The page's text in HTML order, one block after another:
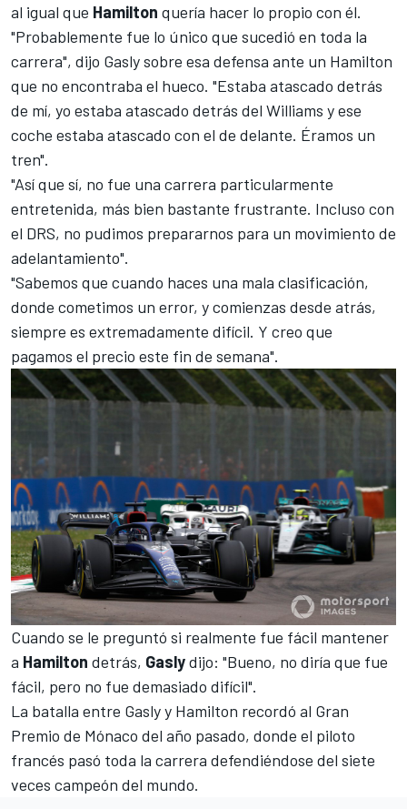
al igual que Hamilton quería hacer lo propio con él.
"Probablemente fue lo único que sucedió en toda la
carrera", dijo Gasly sobre esa defensa ante un Hamilton
que no encontraba el hueco. "Estaba atascado detrás
de mí, yo estaba atascado detrás del Williams y ese
coche estaba atascado con el de delante. Éramos un
tren".
"Así que sí, no fue una carrera particularmente
entretenida, más bien bastante frustrante. Incluso con
el DRS, no pudimos prepararnos para un movimiento de
adelantamiento".
"Sabemos que cuando haces una mala clasificación,
donde cometimos un error, y comienzas desde atrás,
siempre es extremadamente difícil. Y creo que
pagamos el precio este fin de semana".
Cuando se le preguntó si realmente fue fácil mantener
a Hamilton detrás, Gaslydijo: "Bueno, no diría que fue
fácil, pero no fue demasiado difícil".
La batalla entre Gasly y Hamilton recordó al Gran
Premio de Mónaco del año pasado, donde el piloto
francés pasó toda la carrera defendiéndose del siete
veces campeón del mundo.